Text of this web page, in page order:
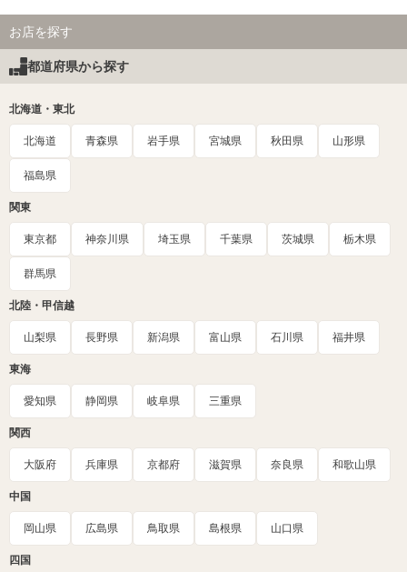
お店を探す
都道府県から探す
北海道・東北
北海道 青森県 岩手県 宮城県 秋田県 山形県
福島県
関東
東京都 神奈川県 埼玉県 千葉県 茨城県 栃木県
群馬県
北陸・甲信越
山梨県 長野県 新潟県 富山県 石川県 福井県
東海
愛知県 静岡県 岐阜県 三重県
関西
大阪府 兵庫県 京都府 滋賀県 奈良県 和歌山県
中国
岡山県 広島県 鳥取県 島根県 山口県
四国